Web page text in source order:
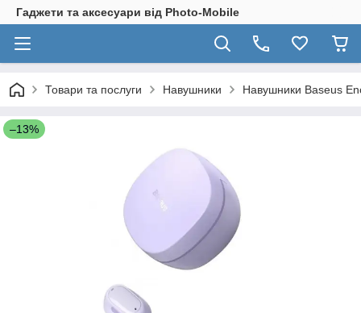
Гаджети та аксесуари від Photo-Mobile
Товари та послуги Навушники Навушники Baseus
–13%